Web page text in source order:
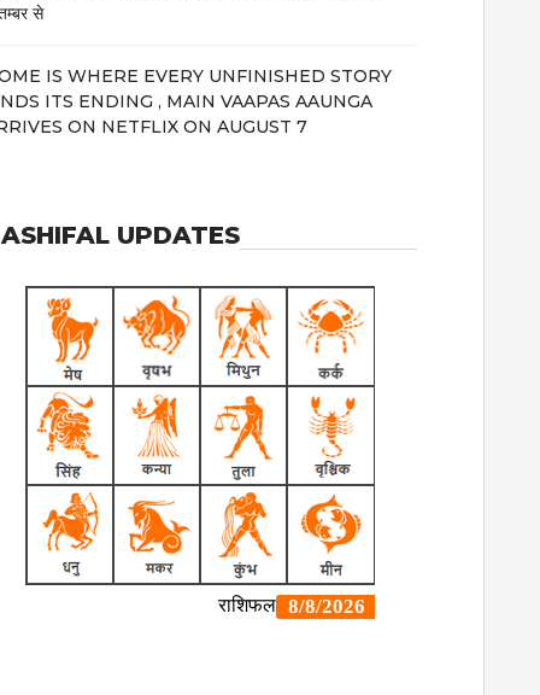
से
IS WHERE EVERY UNFINISHED STORY
ITS ENDING , MAIN VAAPAS AAUNGA
ON NETFLIX ON AUGUST 7
UPDATES